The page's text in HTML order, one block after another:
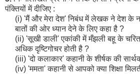
पंक्तियों में दीजिए :
(i) 'मैं और मेरा देश' निबंध में लेखक ने देश के
बातों की ओर ध्यान देने के लिए कहा है ?
(ii) 'सूखी डाली' एकांकी में मँझली बहू के
अधिक दृष्टिगोचर होती है ?
(iii) 'दो कलाकार' कहानी के शीर्षक की
(iv) 'ममता' कहानी से आपको क्या शिक्षा